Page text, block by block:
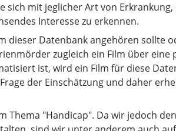
sich mit jeglicher Art von
Interesse zu erkennen.
dieser Datenbank angehören sollte
zugleich ein Film über eine
ist, wird ein Film für diese
der Einschätzung und daher
Thema "Handicap". Da wir jedoch